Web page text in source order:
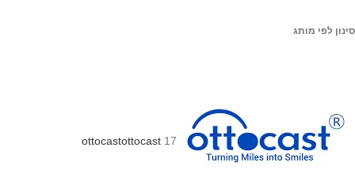
סינון לפי מותג
ottocastottocast 17